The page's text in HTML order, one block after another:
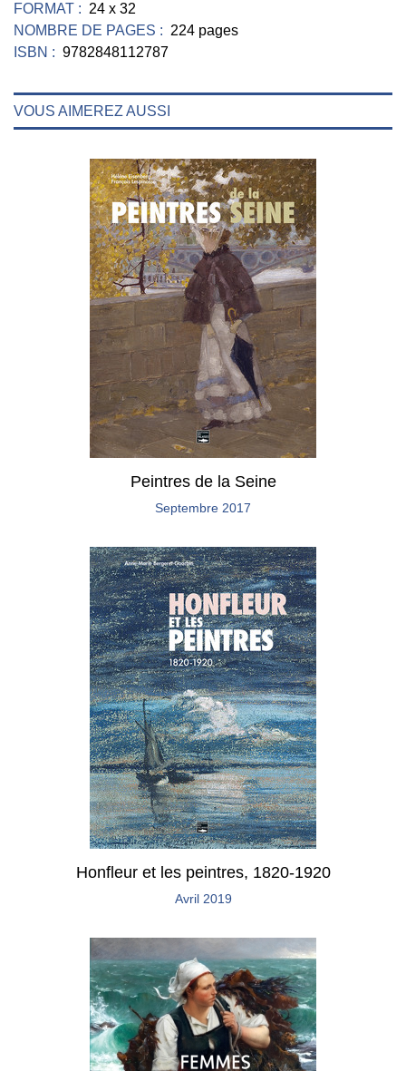
FORMAT : 24 x 32
NOMBRE DE PAGES : 224 pages
ISBN : 9782848112787
VOUS AIMEREZ AUSSI
Peintres de la Seine
Septembre 2017
Honfleur et les peintres, 1820-1920
Avril 2019